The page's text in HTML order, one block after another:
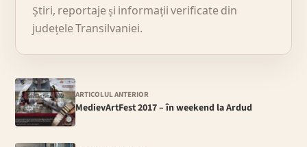
Știri, reportaje și informații verificate din
județele Transilvaniei.
ARTICOLUL ANTERIOR
MedievArtFest 2017 – în weekend la Ardud